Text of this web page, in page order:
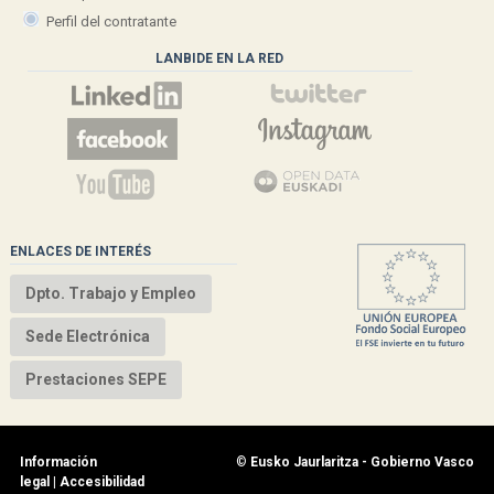
Perfil del contratante
LANBIDE EN LA RED
ENLACES DE INTERÉS
Dpto. Trabajo y Empleo
Sede Electrónica
Prestaciones SEPE
Información
legal
Accesibilidad
© Eusko Jaurlaritza - Gobierno Vasco